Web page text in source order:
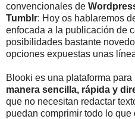
convencionales de
Tumblr: Hoy os hablaremos
enfocada a la publicación de
posibilidades bastante
opciones expuestas unas
Blooki es una plataforma para
manera sencilla, rápida y
que no necesitan redactar
puedan comprimir todo lo